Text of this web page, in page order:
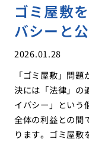
ゴミ屋敷
バシーと
2026.01.28
「ゴミ屋敷」問
決には「法律」の
イバシー」という
全体の利益との間
ります。ゴミ屋敷